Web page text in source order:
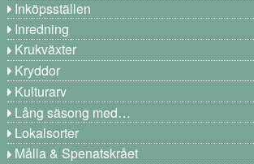
Inköpsställen
Inredning
Krukväxter
Kryddor
Kulturarv
Lång säsong med…
Lokalsorter
Målla & Spenatskrået